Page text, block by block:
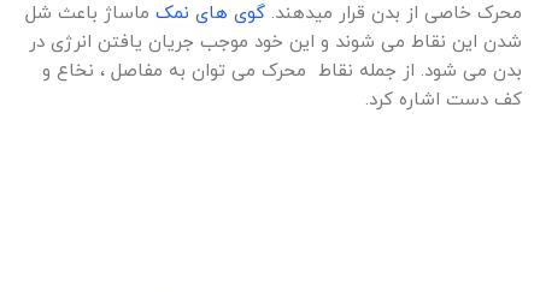
محرک خاصی از بدن قرار میدهند. گوی های نمک ماساژ باعث شل
شدن این نقاط می شوند و این خود موجب جریان یافتن انرژی در
بدن می شود. از جمله نقاط محرک می توان به مفاصل ، نخاع و
کف دست اشاره کرد.